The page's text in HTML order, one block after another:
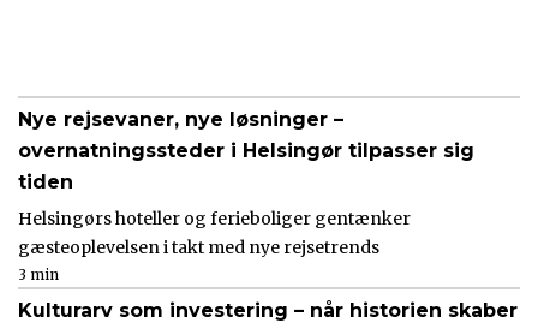
Nye rejsevaner, nye løsninger –
overnatningssteder i Helsingør tilpasser sig
tiden
Helsingørs hoteller og ferieboliger gentænker
gæsteoplevelsen i takt med nye rejsetrends
3 min
Kulturarv som investering – når historien skaber